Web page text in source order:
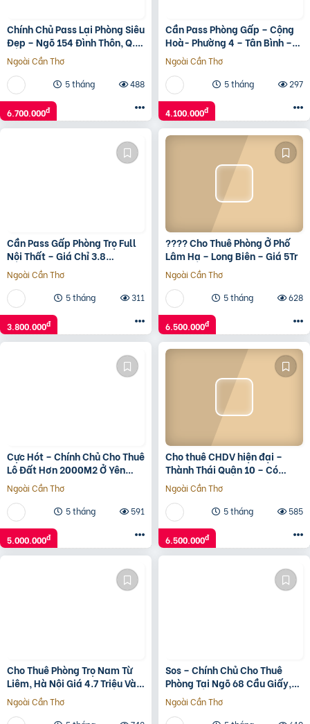
Chính Chủ Pass Lại Phòng Siêu
Đẹp – Ngõ 154 Đình Thôn, Q.
Nam Từ Liêm
Ngoài Cần Thơ
5 tháng
488
6.700.000đ
Cần Pass Phòng Gấp – Cộng
Hoà- Phường 4 – Tân Bình –
Tphcm
Ngoài Cần Thơ
5 tháng
297
4.100.000đ
Cần Pass Gấp Phòng Trọ Full
Nội Thất – Giá Chỉ 3.8
Triệu/Tháng- Hà Đông- Hà
Nội
Ngoài Cần Thơ
5 tháng
311
3.800.000đ
???? Cho Thuê Phòng Ở Phố
Lâm Hạ – Long Biên – Giá 5Tr
Ngoài Cần Thơ
5 tháng
628
6.500.000đ
Cực Hót – Chính Chủ Cho Thuê
Lô Đất Hơn 2000M2 Ở Yên
Thủy, Hòa Bình – Giá Thuê
Siêu Rẻ
Ngoài Cần Thơ
5 tháng
591
5.000.000đ
Cho thuê CHDV hiện đại –
Thành Thái Quận 10 – Có
thang máy – Máy giặt riêng
Ngoài Cần Thơ
5 tháng
585
6.500.000đ
Cho Thuê Phòng Trọ Nam Từ
Liêm, Hà Nội Giá 4.7 Triệu Vào
Ở Luôn.
Ngoài Cần Thơ
Sos – Chính Chủ Cho Thuê
Phòng Tại Ngõ 68 Cầu Giấy,
Hà Nội – Phòng Mới Xây Siêu
Đẹp- Full Đồ
Ngoài Cần Thơ